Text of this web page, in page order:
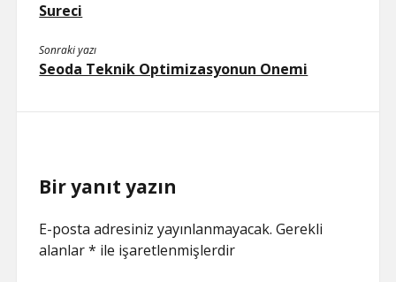
Sureci
Sonraki yazı
Seoda Teknik Optimizasyonun Onemi
Bir yanıt yazın
E-posta adresiniz yayınlanmayacak. Gerekli
alanlar* ile işaretlenmişlerdir